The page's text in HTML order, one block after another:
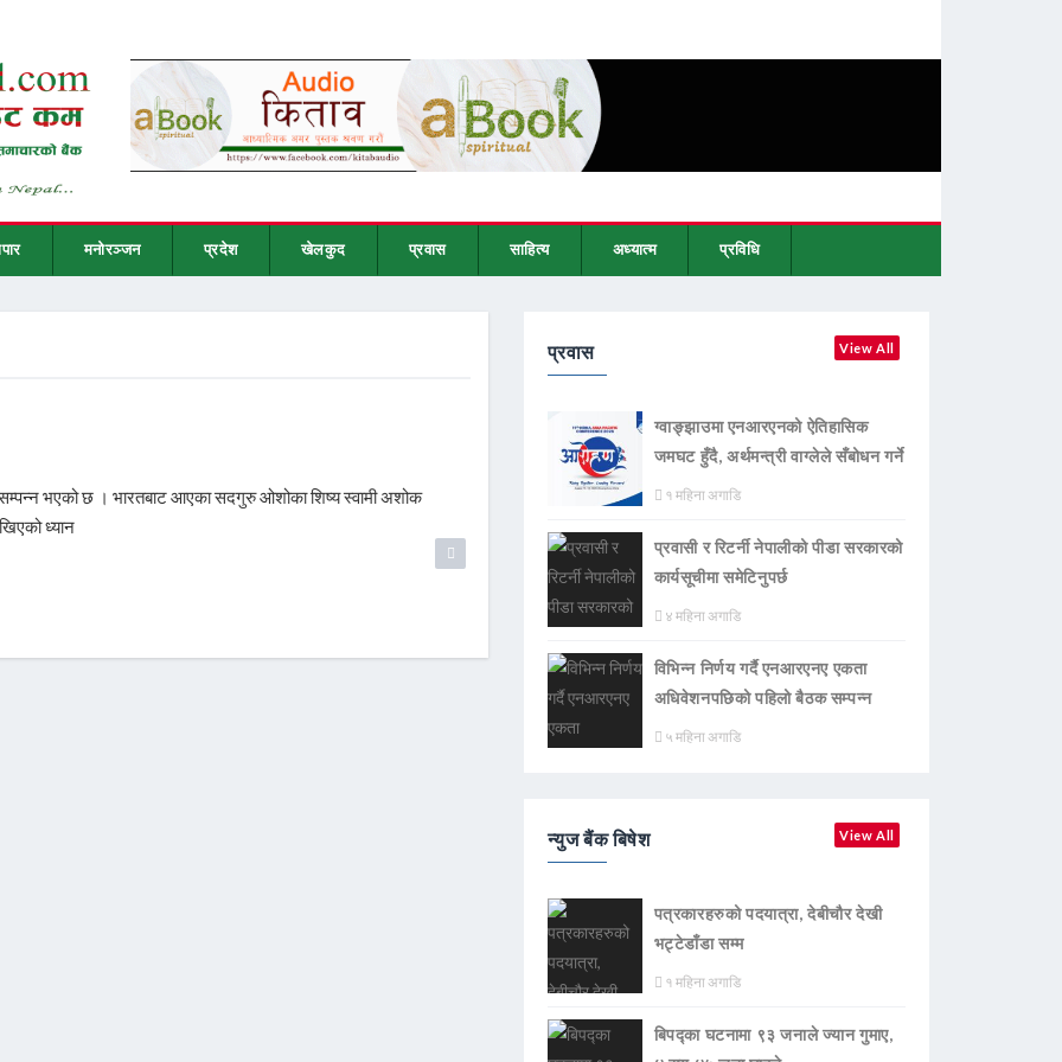
मनोरञ्जन प्रदेश खेलकुद प्रवास साहित्य अध्यात्म प्रविधि
सम्पन्न भएको छ । भारतबाट आएका सदगुरु ओशोका शिष्य स्वामी अशोक
ध्यान
प्रवास View All
ग्वाङ्झाउमा एनआरएनको ऐतिहासिक
जमघट हुँदै, अर्थमन्त्री वाग्लेले सँबोधन गर्ने
१ महिना अगाडि
प्रवासी र रिटर्नी नेपालीको पीडा सरकारको
कार्यसूचीमा समेटिनुपर्छ
४ महिना अगाडि
विभिन्न निर्णय गर्दै एनआरएनए एकता
अधिवेशनपछिको पहिलो बैठक सम्पन्न
५ महिना अगाडि
न्युज बैंक बिषेश View All
पत्रकारहरुको पदयात्रा, देबीचौर देखी
भट्टेडाँडा सम्म
१ महिना अगाडि
बिपद्का घटनामा ९३ जनाले ज्यान गुमाए,